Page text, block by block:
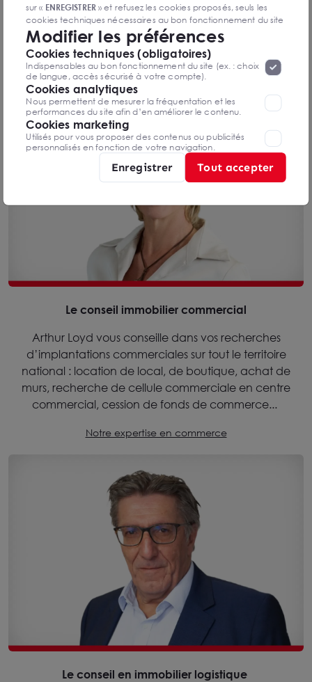
organisation, vos modes de travail et dans vos
recherches de bureau - siège social, établissement,
local professionnel partout en France
Notre expertise en bureaux
Le conseil immobilier commercial
Arthur Loyd vous conseille dans vos recherches
d’implantations commerciales sur tout le territoire
national : location de local, de boutique, achat de
murs, recherche de cellule commerciale en centre
commercial, cession de fonds de commerce...
Notre expertise en commerce
Le conseil en immobilier logistique
sur « ENREGISTRER» et refusez les cookies proposés, seuls les
cookies techniques nécessaires au bon fonctionnement du site
seront déposés. Pour plus d’informations, vous pouvez consulter
la page«Protection des données à caractère
personnel ».Lorsque vous naviguez sur notre site internet, il
peut être amenée à déposer des cookies. Vous avez la
possibilité de désactiver les cookies, ces réglages ne seront
valables que sur le navigateur que vous utilisez actuellement
Modifier les préférences
Cookies techniques (obligatoires)
Indispensables au bon fonctionnement du site (ex. : choix
de langue, accès sécurisé à votre compte).
Cookies analytiques
Nous permettent de mesurer la fréquentation et les
performances du site afin d’en améliorer le contenu.
Cookies marketing
Utilisés pour vous proposer des contenus ou publicités
personnalisés en fonction de votre navigation.
Enregistrer Tout accepter